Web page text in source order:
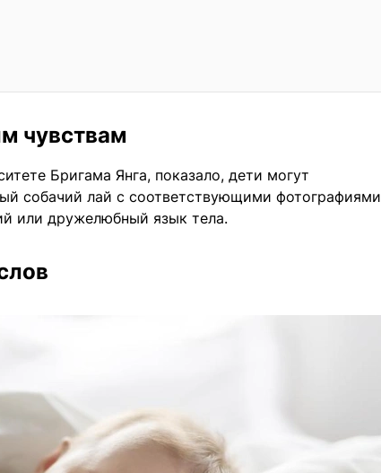
чувствам
Бригама Янга, показало, дети могут
собачий лай с соответствующими фотографиями
или дружелюбный язык тела.